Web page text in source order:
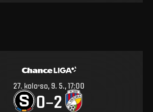
27. kolo so, 9. 5., 17:00
0–2